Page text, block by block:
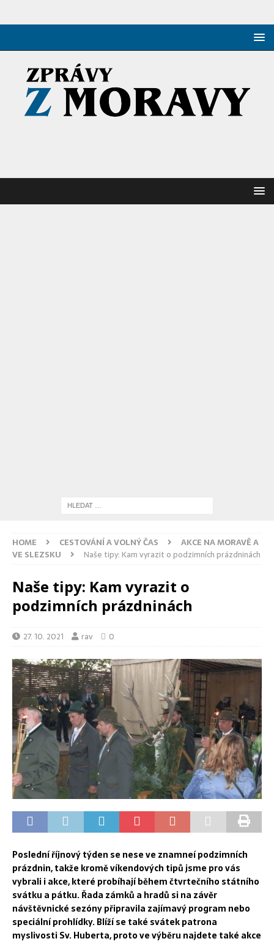
HOME CESTOVÁNÍ A VOLNÝ ČAS
AKCE NA MORAVĚ A
VE SLEZSKU
Naše tipy: Kam vyrazit o podzimních prázdninách
Naše tipy: Kam vyrazit o
podzimních prázdninách
27. 10. 2021 rav 0
Poslední říjnový týden se nese ve znamneí podzimních
prázdnin, takže kromě víkendových tipů jsme pro vás
vybrali i akce, které probíhají během čtvrtečního státního
svátku a pátku. Řada zámků a hradů si na závěr
návštěvnické sezóny připravila zajímavý program nebo
speciální prohlídky. Blíží se také svátek patrona
myslivosti Sv. Huberta, proto ve výběru najdete také akce